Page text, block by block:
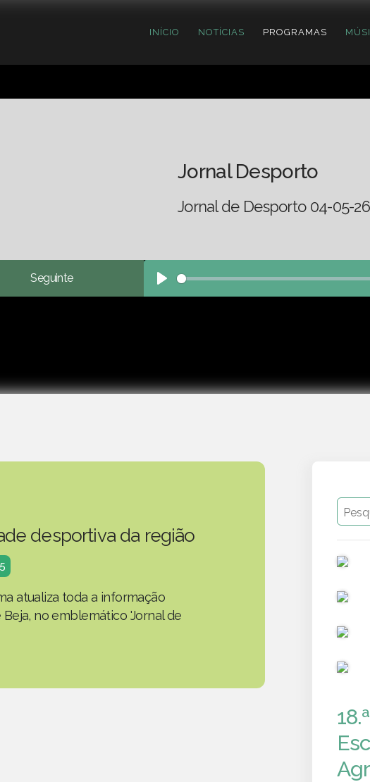
INÍCIO NOTÍCIAS PROGRAMAS
Jornal Desporto
Jornal de Desporto 04-05-26
Seguinte
Play
desportiva da região
atualiza toda a informação
no emblemático 'Jornal de